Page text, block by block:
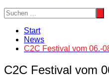
Start
News
C2C Festival vom 06.-
C2C Festival vom